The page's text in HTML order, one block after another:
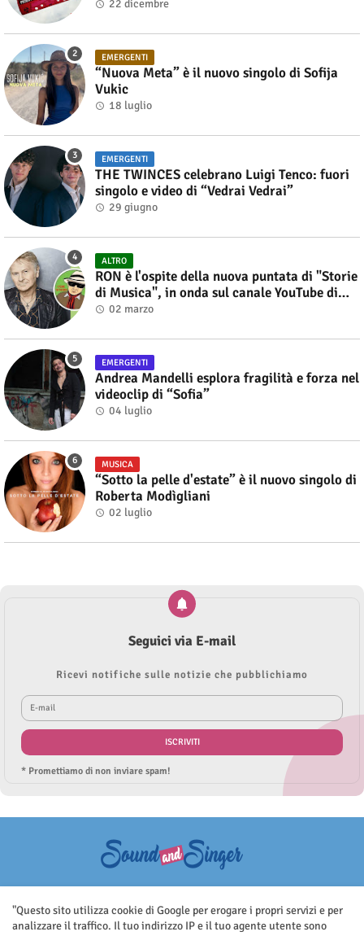
22 dicembre
EMERGENTI
“Nuova Meta” è il nuovo singolo di Sofija
Vukic
18 luglio
EMERGENTI
THE TWINCES celebrano Luigi Tenco: fuori
singolo e video di “Vedrai Vedrai”
29 giugno
ALTRO
RON è l'ospite della nuova puntata di "Storie
di Musica", in onda sul canale YouTube di
Alberto Salerno
02 marzo
EMERGENTI
Andrea Mandelli esplora fragilità e forza nel
videoclip di “Sofia”
04 luglio
MUSICA
“Sotto la pelle d'estate” è il nuovo singolo di
Roberta Modìgliani
02 luglio
Seguici via E-mail
Ricevi notifiche sulle notizie che pubblichiamo
* Promettiamo di non inviare spam!
aggiornato senza nessuna periodicità. Non può pertanto considerarsi
un prodotto editoriale ai sensi della legge n.62 del 7.03.2001
"Questo sito utilizza cookie di Google per erogare i propri servizi e per
analizzare il traffico. Il tuo indirizzo IP e il tuo agente utente sono